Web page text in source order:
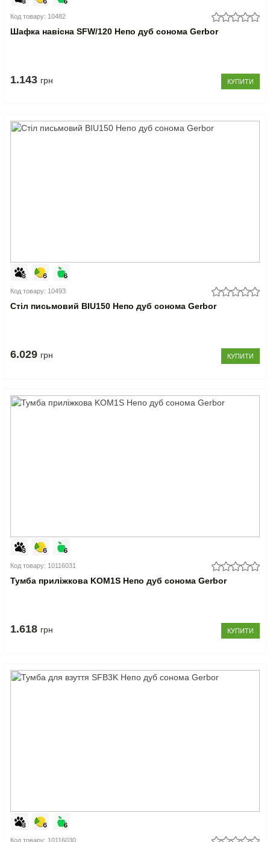
Код товару: 10482
Шафка навісна SFW/120 Непо дуб сонома Gerbor
1.143 грн КУПИТИ
Код товару: 10493
Стіл письмовий BIU150 Непо дуб сонома Gerbor
6.029 грн КУПИТИ
Код товару: 10116031
Тумба приліжкова KOM1S Непо дуб сонома Gerbor
1.618 грн КУПИТИ
Код товару: 10116030